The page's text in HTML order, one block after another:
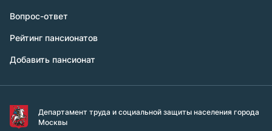
Вопрос-ответ
Рейтинг пансионатов
Добавить пансионат
Департамент труда и социальной защиты населения города
Москвы